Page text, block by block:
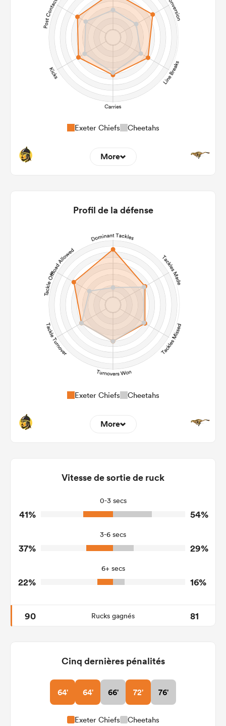
Exeter Chiefs Cheetahs
More
22m Conversion
Carries
Kicks
Post Contact Meters
Profil de la défense
Exeter Chiefs Cheetahs
More
Tackles Made
Tackles Missed
7
7
3
3
Tackle Offload Allowed
Vitesse de sortie de ruck
0-3 secs
41% 54%
3-6 secs
37% 29%
6+ secs
22% 16%
90 Rucks gagnés 81
Cinq dernières pénalités
64' 64' 66' 72' 76'
Exeter Chiefs Cheetahs